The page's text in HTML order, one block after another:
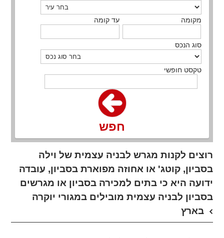
מקומה עד קומה
סוג הנכס
טקסט חופשי
חפש
רוצים לקנות מגרש לבניה עצמית של וילה
בסביון, קוטג' או אחוזה מפוארת בסביון, עובדה
ידועה היא כי בתים למכירה בסביון או מגרשים
בסביון לבניה עצמית מובילים במגורי יוקרה
בארץ